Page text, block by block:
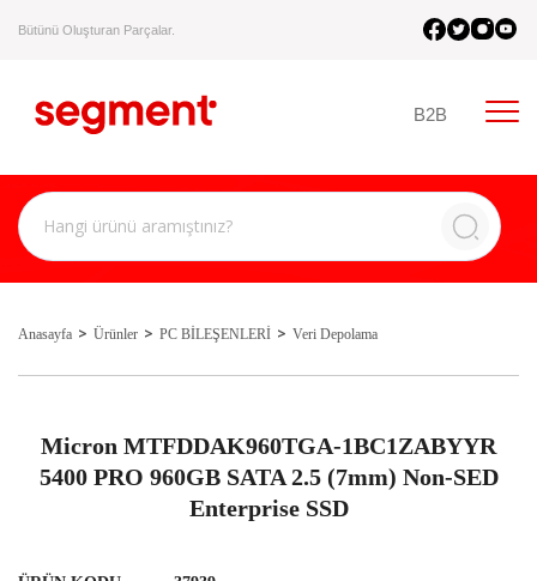
Bütünü Oluşturan Parçalar.
B2B
Anasayfa Ürünler PC BİLEŞENLERİ Veri Depolama
Micron MTFDDAK960TGA-1BC1ZABYYR
5400 PRO 960GB SATA 2.5 (7mm) Non-SED
Enterprise SSD